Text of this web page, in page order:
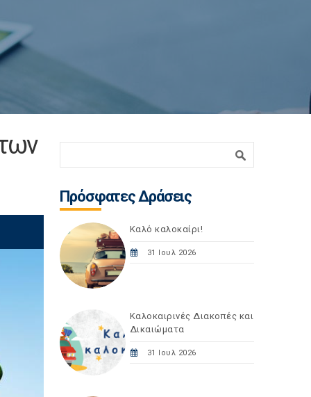
Πρόσφατες Δράσεις
Καλό καλοκαίρι!
31 Ιουλ 2026
Καλοκαιρινές Διακοπές και
Δικαιώματα
31 Ιουλ 2026